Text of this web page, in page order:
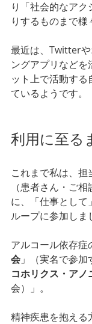
り「社会的なア
りするものまで様
最近は、Twitter
ングアプリなど
ット上で活動する
ているようです。
利用に至る
これまで私は、担
（患者さん・ご
に、「仕事とし
ループに参加しま
アルコール依存症
会 」（実名で参
コホリクス・アノ
会）」。
精神疾患を抱える